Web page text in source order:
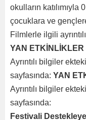
okulların
çocuklara ve
Filmlerle ilgili
YAN
Ayrıntılı bilgiler
sayfasında: YAN
Ayrıntılı bilgiler
sayfasında:
Festivali